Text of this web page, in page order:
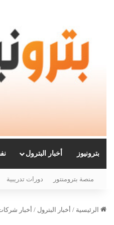
بترونيوز أخبار البترول
منصة بترومنتور دورات تدريبية
الرئيسية / أخبار البترول / أخبار